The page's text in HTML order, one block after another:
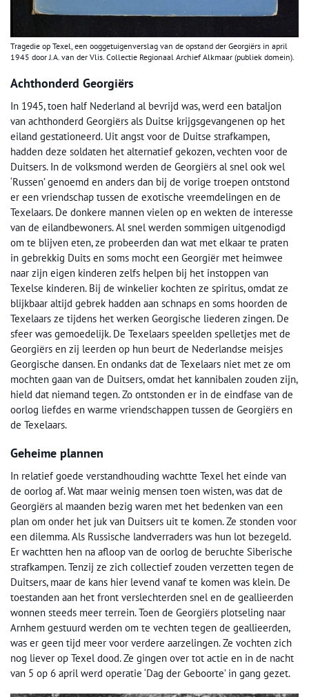
Tragedie op Texel, een ooggetuigenverslag van de opstand der Georgiërs in april
1945 door J.A. van der Vlis. Collectie Regionaal Archief Alkmaar (publiek domein).
Achthonderd Georgiërs
In 1945, toen half Nederland al bevrijd was, werd een bataljon
van achthonderd Georgiërs als Duitse krijgsgevangenen op het
eiland gestationeerd. Uit angst voor de Duitse strafkampen,
hadden deze soldaten het alternatief gekozen, vechten voor de
Duitsers. In de volksmond werden de Georgiërs al snel ook wel
‘Russen’ genoemd en anders dan bij de vorige troepen ontstond
er een vriendschap tussen de exotische vreemdelingen en de
Texelaars. De donkere mannen vielen op en wekten de interesse
van de eilandbewoners. Al snel werden sommigen uitgenodigd
om te blijven eten, ze probeerden dan wat met elkaar te praten
in gebrekkig Duits en soms mocht een Georgiër met heimwee
naar zijn eigen kinderen zelfs helpen bij het instoppen van
Texelse kinderen. Bij de winkelier kochten ze spiritus, omdat ze
blijkbaar altijd gebrek hadden aan schnaps en soms hoorden de
Texelaars ze tijdens het werken Georgische liederen zingen. De
sfeer was gemoedelijk. De Texelaars speelden spelletjes met de
Georgiërs en zij leerden op hun beurt de Nederlandse meisjes
Georgische dansen. En ondanks dat de Texelaars niet met ze om
mochten gaan van de Duitsers, omdat het kannibalen zouden zijn,
hield dat niemand tegen. Zo ontstonden er in de eindfase van de
oorlog liefdes en warme vriendschappen tussen de Georgiërs en
de Texelaars.
Geheime plannen
In relatief goede verstandhouding wachtte Texel het einde van
de oorlog af. Wat maar weinig mensen toen wisten, was dat de
Georgiërs al maanden bezig waren met het bedenken van een
plan om onder het juk van Duitsers uit te komen. Ze stonden voor
een dilemma. Als Russische landverraders was hun lot bezegeld.
Er wachtten hen na afloop van de oorlog de beruchte Siberische
strafkampen. Tenzij ze zich collectief zouden verzetten tegen de
Duitsers, maar de kans hier levend vanaf te komen was klein. De
toestanden aan het front verslechterden snel en de geallieerden
wonnen steeds meer terrein. Toen de Georgiërs plotseling naar
Arnhem gestuurd werden om te vechten tegen de geallieerden,
was er geen tijd meer voor verdere aarzelingen. Ze vochten zich
nog liever op Texel dood. Ze gingen over tot actie en in de nacht
van 5 op 6 april werd operatie ‘Dag der Geboorte’ in gang gezet.